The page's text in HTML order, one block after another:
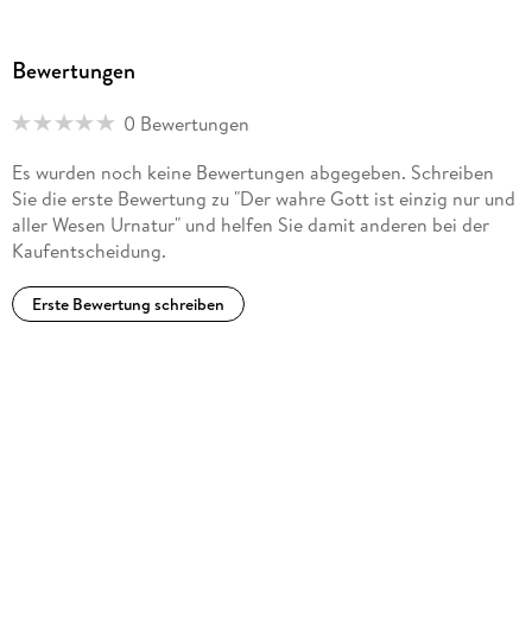
Bewertungen
0 Bewertungen
Es wurden noch keine Bewertungen abgegeben. Schreiben
Sie die erste Bewertung zu "Der wahre Gott ist einzig nur und
aller Wesen Urnatur" und helfen Sie damit anderen bei der
Kaufentscheidung.
Erste Bewertung schreiben